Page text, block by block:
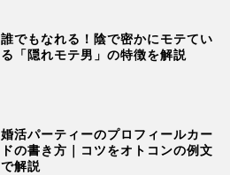
誰でもなれる！陰で密かにモテてい
る「隠れモテ男」の特徴を解説
婚活パーティーのプロフィールカー
ドの書き方｜コツをオトコンの例文
で解説